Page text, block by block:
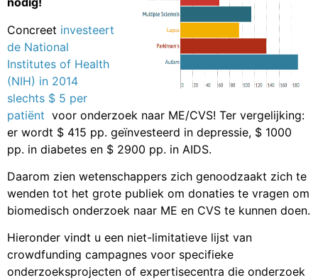
Concreet investeert
de National
Institutes of Health
(NIH) in 2014
slechts $ 5 per
patiënt voor onderzoek naar ME/CVS! Ter vergelijking:
er wordt $ 415 pp. geïnvesteerd in depressie, $ 1000
pp. in diabetes en $ 2900 pp. in AIDS.
Daarom zien wetenschappers zich genoodzaakt zich te
wenden tot het grote publiek om donaties te vragen om
biomedisch onderzoek naar ME en CVS te kunnen doen.
Hieronder vindt u een niet-limitatieve lijst van
crowdfunding campagnes voor specifieke
onderzoeksprojecten of expertisecentra die onderzoek